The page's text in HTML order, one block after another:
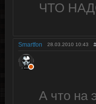
ЧТО
Smartfon 28.03.2010 10:43
А что на